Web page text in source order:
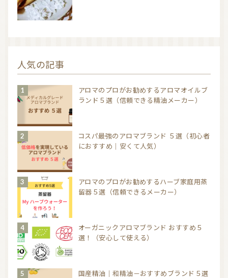
人気の記事
アロマのプロがお勧めするアロマオイルブ
ランド５選（信頼できる精油メーカー）
コスパ最強のアロマブランド ５選（初心者
におすすめ｜安くて人気）
アロマのプロがお勧めするハーブ家庭用蒸
留器５選（信頼できるメーカー）
オーガニックアロマブランド おすすめ５
選！（安心して使える）
国産精油｜和精油－おすすめブランド５選